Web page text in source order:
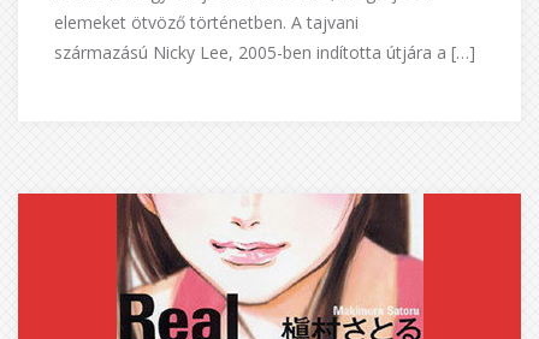
elemeket ötvöző történetben. A tajvani
származású Nicky Lee, 2005-ben indította útjára a […]